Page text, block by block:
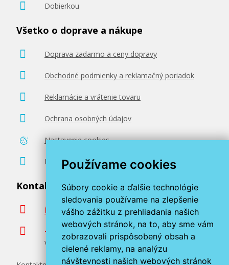
Používame cookies
Súbory cookie a ďalšie technológie
sledovania používame na zlepšenie
vášho zážitku z prehliadania našich
webových stránok, na to, aby sme vám
zobrazovali prispôsobený obsah a
cielené reklamy, na analýzu
návštevnosti našich webových stránok
Dobierkou
Všetko o doprave a nákupe
Doprava zadarmo a ceny dopravy
Obchodné podmienky a reklamačný poriadok
Reklamácie a vrátenie tovaru
Ochrana osobných údajov
Nastavenie cookies
Poradenstvo zadarmo
Kontaktujte nás
info@miroluk.sk
+420 377 222 313
Volajte v pracovné dni od 8. do 17. hod.